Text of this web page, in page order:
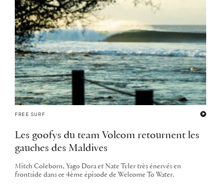
FREE SURF
Les goofys du team Volcom retournent les
gauches des Maldives
Mitch Coleborn, Yago Dora et Nate Tyler très énervés en
frontside dans ce 4ème épisode de Welcome To Water.